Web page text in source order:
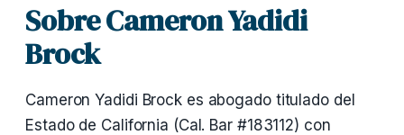
Sobre Cameron Yadidi
Brock
Cameron Yadidi Brock es abogado titulado del
Estado de California (Cal. Bar #183112) con